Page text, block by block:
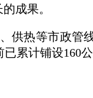
成果。
供热等市政管
累计铺设160公